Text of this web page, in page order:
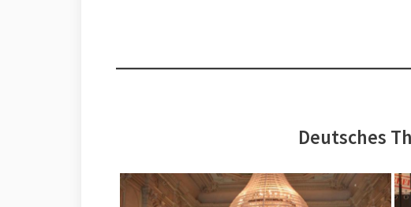
Deutsches